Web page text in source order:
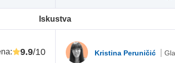
Iskustva
: 9.9/10 Kristina Peruničić